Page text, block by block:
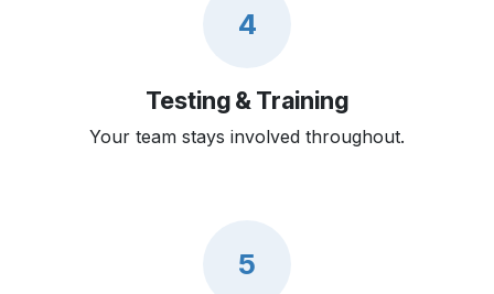
4
Testing & Training
Your team stays involved throughout.
5